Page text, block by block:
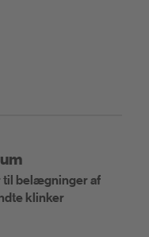
belægninger af
klinker